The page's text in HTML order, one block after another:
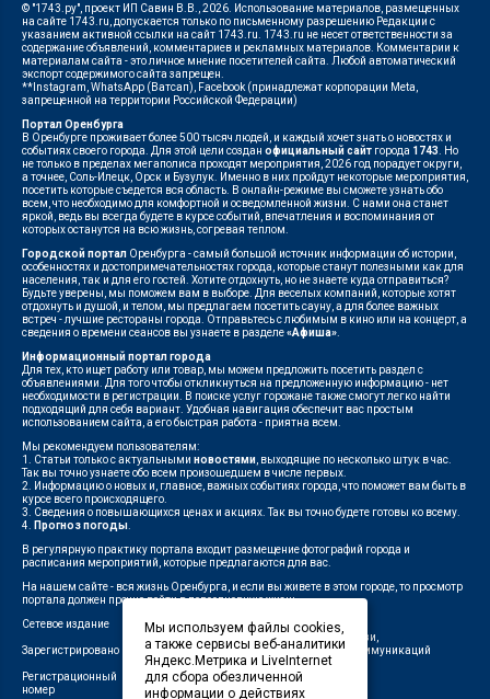
© "1743.ру", проект ИП Савин В.В., 2026. Использование материалов, размещенных
на сайте 1743.ru, допускается только по письменному разрешению Редакции с
указанием активной ссылки на сайт 1743.ru. 1743.ru не несет ответственности за
содержание объявлений, комментариев и рекламных материалов. Комментарии к
материалам сайта - это личное мнение посетителей сайта. Любой автоматический
экспорт содержимого сайта запрещен.
**Instagram, WhatsApp (Ватсап), Facebook (принадлежат корпорации Meta,
запрещенной на территории Российской Федерации)
Портал Оренбурга
В Оренбурге проживает более 500 тысяч людей, и каждый хочет знать о новостях и
событиях своего города. Для этой цели создан официальный сайт города 1743 . Но
не только в пределах мегаполиса проходят мероприятия, 2026 год порадует округи,
а точнее, Соль-Илецк, Орск и Бузулук. Именно в них пройдут некоторые мероприятия,
посетить которые съедется вся область. В онлайн-режиме вы сможете узнать обо
всем, что необходимо для комфортной и осведомленной жизни. С нами она станет
яркой, ведь вы всегда будете в курсе событий, впечатления и воспоминания от
которых останутся на всю жизнь, согревая теплом.
Городской портал Оренбурга - самый большой источник информации об истории,
особенностях и достопримечательностях города, которые станут полезными как для
населения, так и для его гостей. Хотите отдохнуть, но не знаете куда отправиться?
Будьте уверены, мы поможем вам в выборе. Для веселых компаний, которые хотят
отдохнуть и душой, и телом, мы предлагаем посетить сауну, а для более важных
встреч - лучшие рестораны города. Отправьтесь с любимым в кино или на концерт, а
сведения о времени сеансов вы узнаете в разделе«Афиша»
Информационный портал города
Для тех, кто ищет работу или товар, мы можем предложить посетить раздел с
объявлениями. Для того чтобы откликнуться на предложенную информацию - нет
необходимости в регистрации. В поиске услуг горожане также смогут легко найти
подходящий для себя вариант. Удобная навигация обеспечит вас простым
использованием сайта, а его быстрая работа - приятна всем.
Мы рекомендуем пользователям:
1. Статьи только с актуальными новостями , выходящие по несколько штук в час.
Так вы точно узнаете обо всем произошедшем в числе первых.
2. Информацию о новых и, главное, важных событиях города, что поможет вам быть в
курсе всего происходящего.
3. Сведения о повышающихся ценах и акциях. Так вы точно будете готовы ко всему.
4.
Прогноз погоды
В регулярную практику портала входит размещение фотографий города и
расписания мероприятий, которые предлагаются для вас.
На нашем сайте - вся жизнь Оренбурга, и если вы живете в этом городе, то просмотр
портала должен прочно войти в повседневную жизнь.
Сетевое издание
"1743"
Зарегистрировано
Федеральной службой по надзору в сфере связи,
информационных технологий и массовых коммуникаций
(Роскомнадзор)
Регистрационный
номер
ЭЛ № ФС 77-75960 от 19.06.2019 г.
Мы используем файлы cookies,
а также сервисы веб-аналитики
Яндекс.Метрика и LiveInternet
для сбора обезличенной
информации о действиях